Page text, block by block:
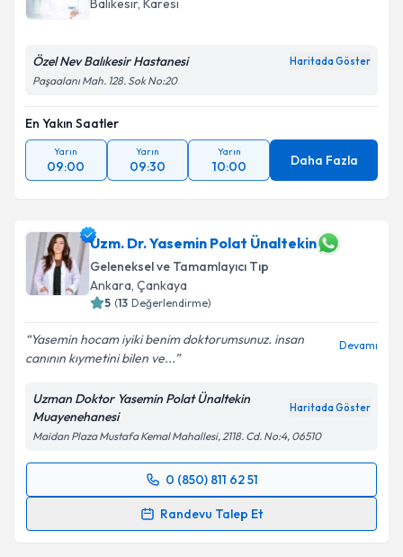
Balıkesir, Karesi
Özel Nev Balıkesir Hastanesi Haritada Göster
Paşaalanı Mah. 128. Sok No:20
En Yakın Saatler
Yarın
09:00
Yarın
09:30
Yarın
10:00 Daha Fazla
Uzm. Dr. Yasemin Polat Ünaltekin
Geleneksel ve Tamamlayıcı Tıp
Ankara, Çankaya
5 (13 Değerlendirme)
Yasemin hocam iyiki benim doktorumsunuz. insan
canının kıymetini bilen ve...
Devamı
Uzman Doktor Yasemin Polat Ünaltekin
Muayenehanesi
Haritada Göster
Maidan Plaza Mustafa Kemal Mahallesi, 2118. Cd. No:4, 06510
0 (850) 811 62 51
Randevu Talep Et
Randevu Takvimi Talebi